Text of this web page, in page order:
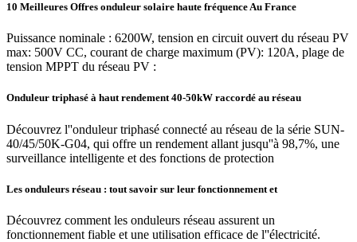
10 Meilleures Offres onduleur solaire haute fréquence Au France
Puissance nominale : 6200W, tension en circuit ouvert du réseau PV
max: 500V CC, courant de charge maximum (PV): 120A, plage de
tension MPPT du réseau PV :
Onduleur triphasé à haut rendement 40-50kW raccordé au réseau
Découvrez l''onduleur triphasé connecté au réseau de la série SUN-
40/45/50K-G04, qui offre un rendement allant jusqu''à 98,7%, une
surveillance intelligente et des fonctions de protection
Les onduleurs réseau : tout savoir sur leur fonctionnement et
Découvrez comment les onduleurs réseau assurent un
fonctionnement fiable et une utilisation efficace de l''électricité.